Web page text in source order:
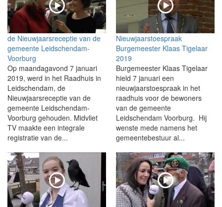
de Nieuwjaarsreceptie van de
gemeente Leidschendam-
Voorburg
Op maandagavond 7 januari
2019, werd in het Raadhuis in
Leidschendam, de
Nieuwjaarsreceptie van de
gemeente Leidschendam-
Voorburg gehouden. Midvliet
TV maakte een integrale
registratie van de...
Nieuwjaarstoespraak
Burgemeester Klaas Tigelaar
2019
Burgemeester Klaas Tigelaar
hield 7 januari een
nieuwjaarstoespraak in het
raadhuis voor de bewoners
van de gemeente
Leidschendam Voorburg. Hij
wenste mede namens het
gemeentebestuur al...